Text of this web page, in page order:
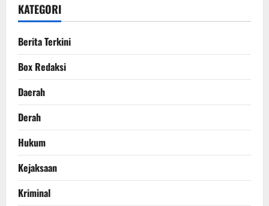
KATEGORI
Berita Terkini
Box Redaksi
Daerah
Derah
Hukum
Kejaksaan
Kriminal